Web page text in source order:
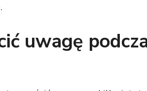
uwagę